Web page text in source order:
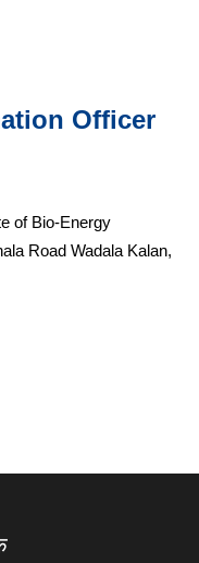
Officer
of Bio-Energy
Road Wadala Kalan,